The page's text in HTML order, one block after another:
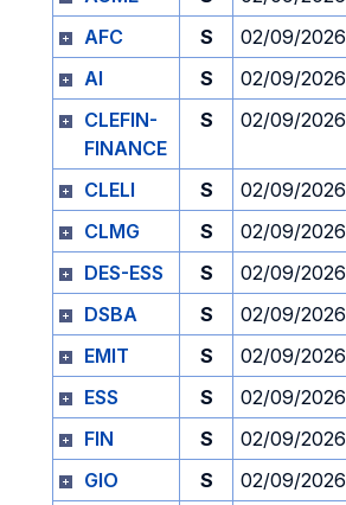
AFC
S 02/09/2026
AI
S 02/09/2026
CLEFIN-
FINANCE
S 02/09/2026
CLELI S 02/09/2026
CLMG
S 02/09/2026
DES-ESS
S 02/09/2026
DSBA
S 02/09/2026
EMIT
S 02/09/2026
ESS
S 02/09/2026
FIN
S 02/09/2026
GIO
S 02/09/2026